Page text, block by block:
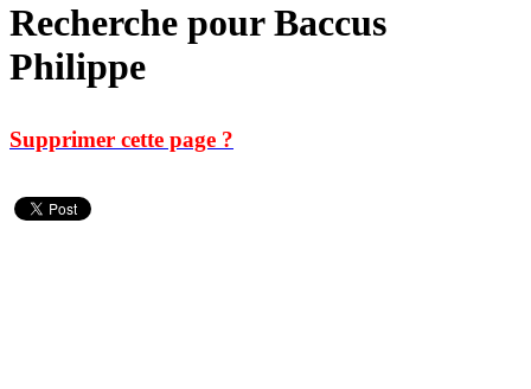
Recherche pour Baccus
Philippe
Supprimer cette page ?